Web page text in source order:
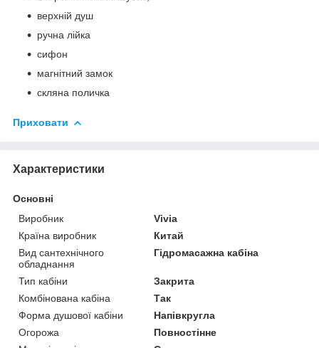
верхній душ
ручна лійка
сифон
магнітний замок
скляна поличка
Приховати
Характеристики
Основні
Виробник
Vivia
Країна виробник
Китай
Вид сантехнічного
обладнання
Гідромасажна кабіна
Тип кабіни
Закрита
Комбінована кабіна
Так
Форма душової кабіни
Напівкругла
Огорожа
Повностінне